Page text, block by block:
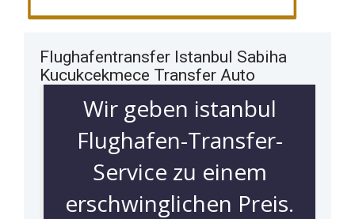
Flughafentransfer Istanbul Sabiha
Kucukcekmece Transfer Auto
Wir geben istanbul
Flughafen-Transfer-
Service zu einem
erschwinglichen Preis.